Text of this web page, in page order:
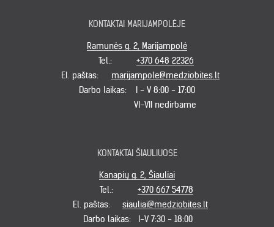
KONTAKTAI MARIJAMPOLĖJE
Ramunės g. 2, Marijampolė
Tel.:
+370 648 22326
El. paštas:
marijampole@medziobites.lt
Darbo laikas:
I - V 8:00 - 17:00
VI-VII nedirbame
KONTAKTAI ŠIAULIUOSE
Kanapių g. 2, Šiauliai
Tel.:
+370 667 54778
El. paštas:
siauliai@medziobites.lt
Darbo laikas:
I-V 7:30 - 18:00